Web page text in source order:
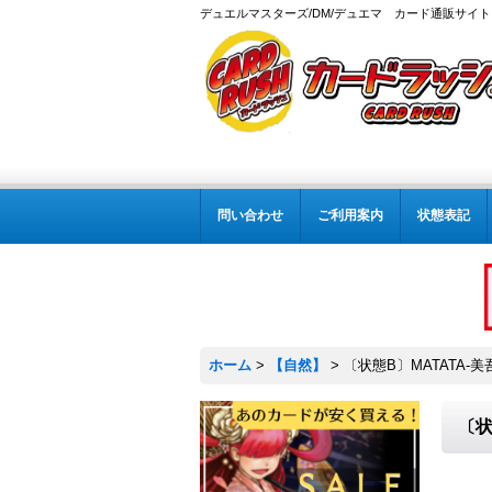
デュエルマスターズ/DM/デュエマ カード通販サイト
問い合わせ ご利用案内 状態表記
ホーム > 【自然】 > 〔状態B〕MATATA-
〔